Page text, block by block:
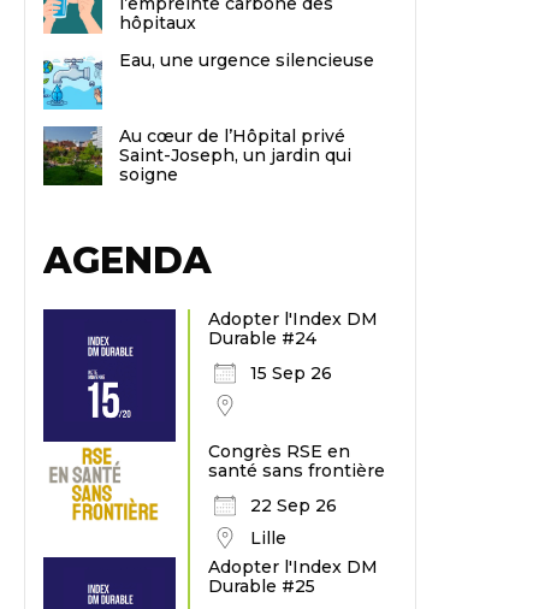
hôpitaux
Eau, une urgence silencieuse
Au cœur de l’Hôpital privé
Saint-Joseph, un jardin qui
soigne
AGENDA
Adopter l'Index DM
Durable #24
15 Sep 26
Congrès RSE en
santé sans frontière
22 Sep 26
Lille
Adopter l'Index DM
Durable #25